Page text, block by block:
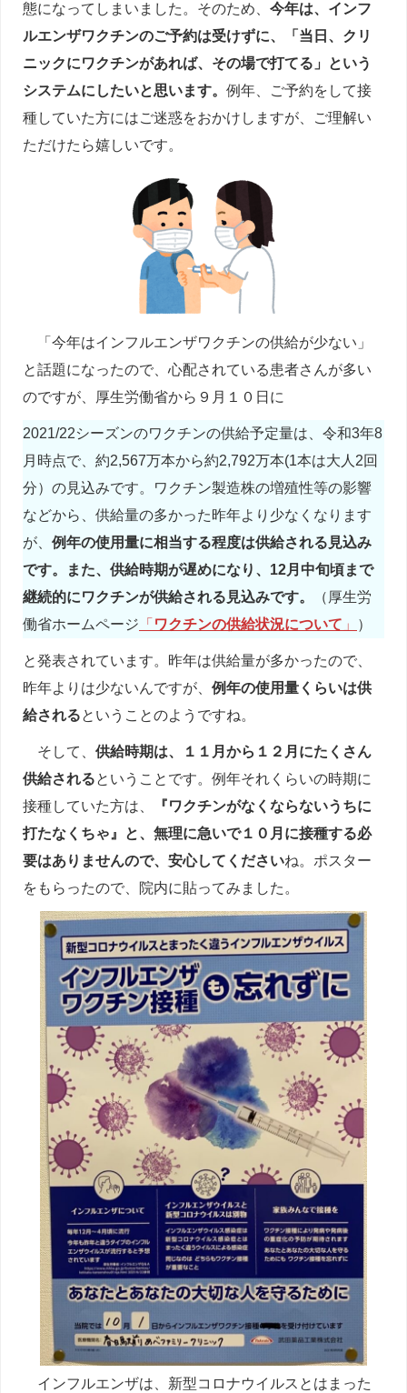
態になってしまいました。そのため、 今年は、インフ
ルエンザワクチンのご予約は受けずに、「当日、クリ
ニックにワクチンがあれば、その場で打てる」という
システムにしたいと思います。 例年、ご予約をして接
種していた方にはご迷惑をおかけしますが、ご理解い
ただけたら嬉しいです。
「今年はインフルエンザワクチンの供給が少ない」
と話題になったので、心配されている患者さんが多い
のですが、厚生労働省から９月１０日に
2021/22シーズンのワクチンの供給予定量は、令和3年8
月時点で、約2,567万本から約2,792万本(1本は大人2回
分）の見込みです。ワクチン製造株の増殖性等の影響
などから、供給量の多かった昨年より少なくなります
が、 例年の使用量に相当する程度は供給される見込み
です。また、供給時期が遅めになり、12月中旬頃まで
継続的にワクチンが供給される見込みです。
（厚生労
働省ホームページ 「 ワクチンの供給状況について 」 ）
と発表されています。昨年は供給量が多かったので、
昨年よりは少ないんですが、 例年の使用量くらいは供
給されるということのようですね。
そして、 供給時期は、１１月から１２月にたくさん
供給されるということです。例年それくらいの時期に
接種していた方は、
『ワクチンがなくならないうちに
打たなくちゃ』と、無理に急いで１０月に接種する必
要はありませんので、安心してくださいね。ポスター
をもらったので、院内に貼ってみました。
インフルエンザは、新型コロナウイルスとはまった